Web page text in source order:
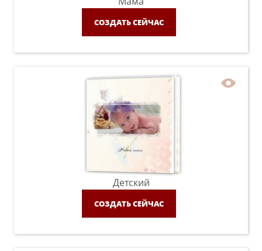
СОЗДАТЬ СЕЙЧАС
Детский
СОЗДАТЬ СЕЙЧАС